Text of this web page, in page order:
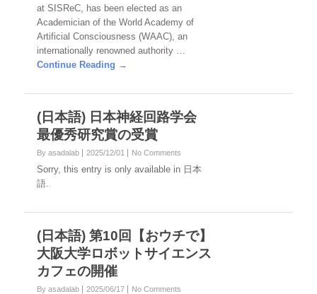
at SISReC, has been elected as an
Academician of the World Academy of
Artificial Consciousness (WAAC), an
internationally renowned authority …
Continue Reading →
(日本語) 日本神経回路学会
最優秀研究賞の受賞
By asadalab 2025/12/01 No Comments
Sorry, this entry is only available in 日本
語.
(日本語) 第10回【おウチで】
大阪大学ロボットサイエンス
カフェの開催
By asadalab 2025/06/17 No Comments